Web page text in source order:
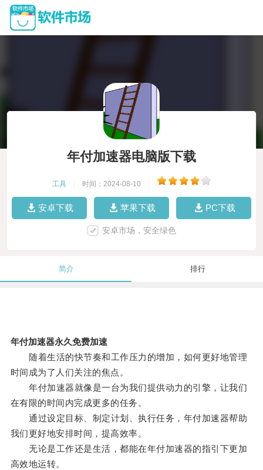
年付加速器电脑版下载
工具 时间：2024-08-10
安卓下载 苹果下载 PC下载
安卓市场，安全绿色
简介 排行
年付加速器永久免费加速
随着生活的快节奏和工作压力的增加，如何更好地管理
时间成为了人们关注的焦点。
年付加速器就像是一台为我们提供动力的引擎，让我们
在有限的时间内完成更多的任务。
通过设定目标、制定计划、执行任务，年付加速器帮助
我们更好地安排时间，提高效率。
无论是工作还是生活，都能在年付加速器的指引下更加
高效地运转。